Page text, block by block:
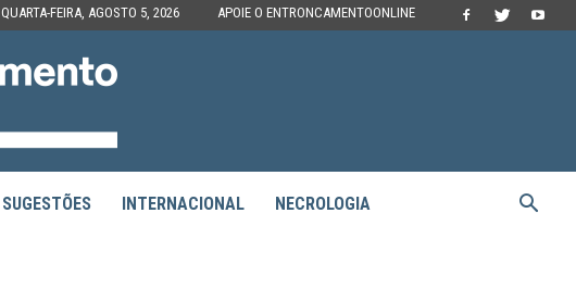
QUARTA-FEIRA, AGOSTO 5, 2026 APOIE O ENTRONCAMENTOONLINE
SUGESTÕES INTERNACIONAL NECROLOGIA